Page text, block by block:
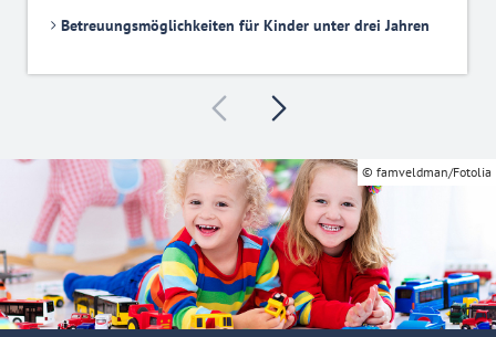
Betreuungsmöglichkeiten für Kinder unter drei Jahren
© famveldman/Fotolia